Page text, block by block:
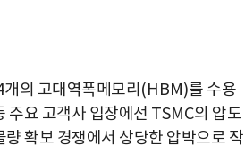
개의 고대역폭메모리 (HBM)를 수용
주요 고객사 입장에선 TSMC의 압도
확보 경쟁에서 상당한 압박으로 작